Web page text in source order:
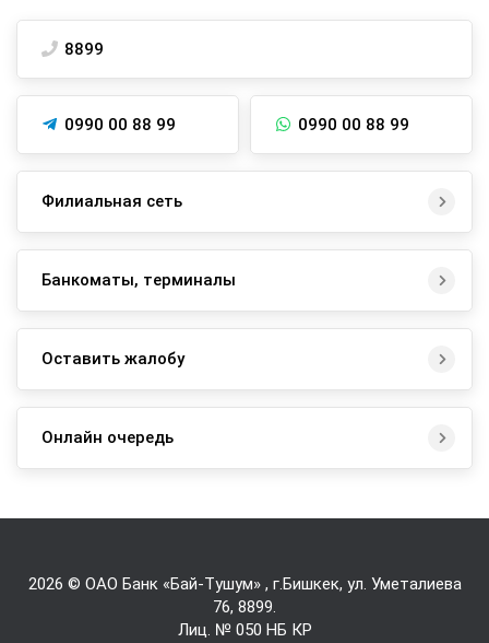
8899
0990 00 88 99 0990 00 88 99
Филиальная сеть
Банкоматы, терминалы
Оставить жалобу
Онлайн очередь
2026 © ОАО Банк «Бай-Tушум» , г.Бишкек, ул. Уметалиева
76, 8899.
Лиц. № 050 НБ КР